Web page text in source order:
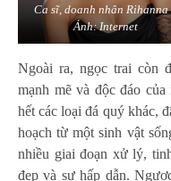
Ca sĩ, doanh nhân Rihanna
Ảnh: Internet
Ngoài ra, ngọc trai còn
mạnh mẽ và độc đáo
hết các loại đá quý khác,
hoạch từ một sinh vật
nhiều giai đoạn xử lý,
đẹp và sự hấp dẫn.